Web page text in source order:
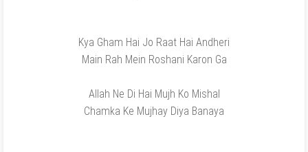
Kya Gham Hai Jo Raat Hai Andheri
Main Rah Mein Roshani Karon Ga
Allah Ne Di Hai Mujh Ko Mishal
Chamka Ke Mujhay Diya Banaya